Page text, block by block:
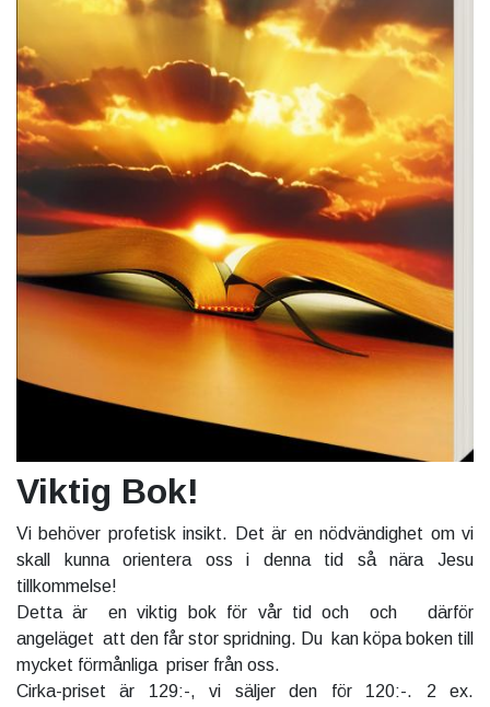
Viktig Bok!
Vi behöver profetisk insikt. Det är en nödvändighet om vi
skall kunna orientera oss i denna tid så nära Jesu
tillkommelse!
Detta är en viktig bok för vår tid och och därför
angeläget att den får stor spridning. Du kan köpa boken till
mycket förmånliga priser från oss.
Cirka-priset är 129:-, vi säljer den för 120:-. 2 ex.